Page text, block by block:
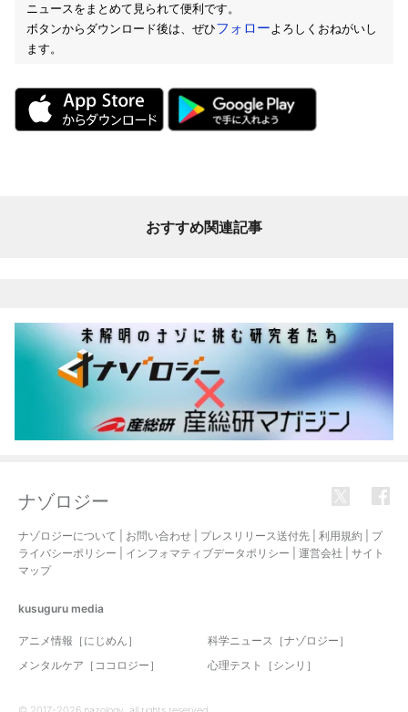
ニュースをまとめて見られて便利です。
ボタンからダウンロード後は、ぜひフォローよろしくおねがいし
ます。
おすすめ関連記事
ナゾロジー
ナゾロジーについて お問い合わせ プレスリリース送付先 利用規約
プ
ライバシーポリシー
インフォマティブデータポリシー 運営会社
サイト
マップ
kusuguru media
アニメ情報［にじめん］
科学ニュース［ナゾロジー］
メンタルケア［ココロジー］
心理テスト［シンリ］